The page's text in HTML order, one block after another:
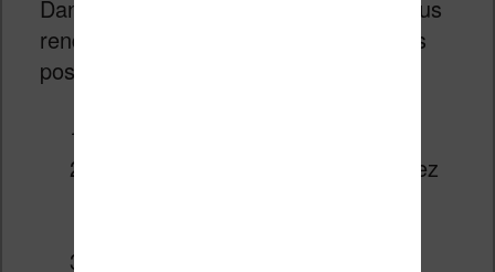
Dans le cas où vous ne pouvez pas vous
rendre en librairie, vous avez donc trois
possibilités pour continuer à lire :
(vous pouvez